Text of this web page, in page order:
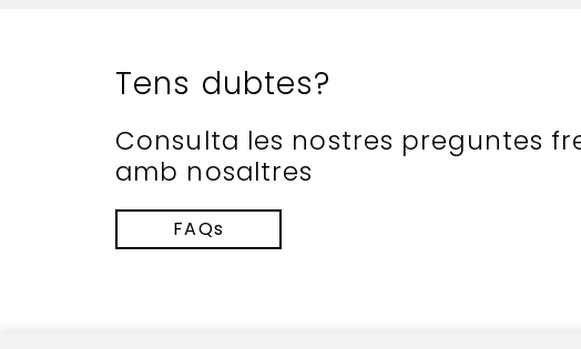
Tens dubtes?
Consulta les nostres preguntes
amb nosaltres
FAQs